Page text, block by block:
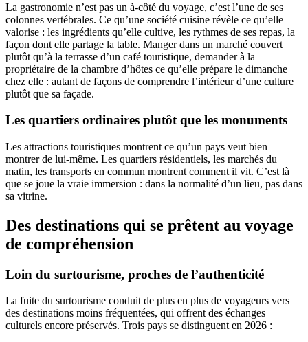
La gastronomie n’est pas un à-côté du voyage, c’est l’une de ses
colonnes vertébrales. Ce qu’une société cuisine révèle ce qu’elle
valorise : les ingrédients qu’elle cultive, les rythmes de ses repas, la
façon dont elle partage la table. Manger dans un marché couvert
plutôt qu’à la terrasse d’un café touristique, demander à la
propriétaire de la chambre d’hôtes ce qu’elle prépare le dimanche
chez elle : autant de façons de comprendre l’intérieur d’une culture
plutôt que sa façade.
Les quartiers ordinaires plutôt que les monuments
Les attractions touristiques montrent ce qu’un pays veut bien
montrer de lui-même. Les quartiers résidentiels, les marchés du
matin, les transports en commun montrent comment il vit. C’est là
que se joue la vraie immersion : dans la normalité d’un lieu, pas dans
sa vitrine.
Des destinations qui se prêtent au voyage
de compréhension
Loin du surtourisme, proches de l’authenticité
La fuite du surtourisme conduit de plus en plus de voyageurs vers
des destinations moins fréquentées, qui offrent des échanges
culturels encore préservés. Trois pays se distinguent en 2026 :